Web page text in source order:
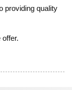
providing quality